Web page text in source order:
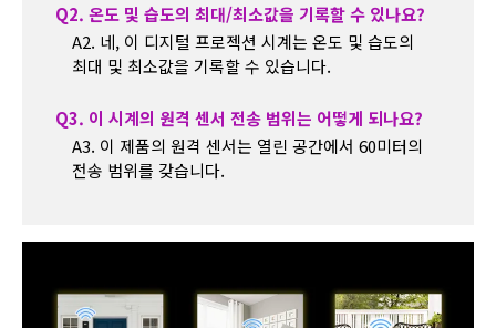
Q2. 온도 및 습도의 최대/최소값을 기록할 수 있나요?
A2. 네, 이 디지털 프로젝션 시계는 온도 및 습도의
최대 및 최소값을 기록할 수 있습니다.
Q3. 이 시계의 원격 센서 전송 범위는 어떻게 되나요?
A3. 이 제품의 원격 센서는 열린 공간에서 60미터의
전송 범위를 갖습니다.